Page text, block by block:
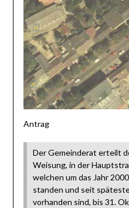
Antrag
Der Gemeinderat erteilt
Weisung, in der
welchen um das Jahr
standen und seit
vorhanden sind, bis 31.